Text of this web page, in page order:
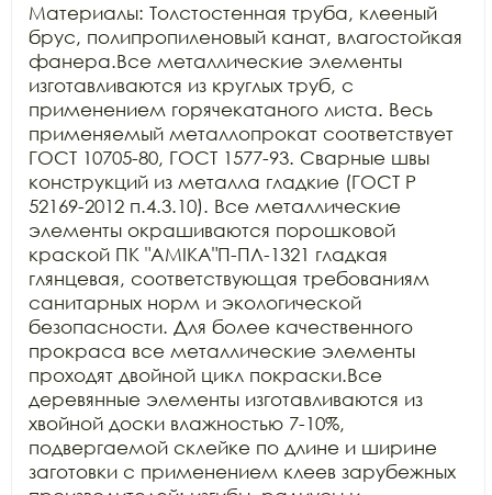
Материалы: Толстостенная труба, клееный
брус, полипропиленовый канат, влагостойкая
фанера.Все металлические элементы
изготавливаются из круглых труб, с
применением горячекатаного листа. Весь
применяемый металлопрокат соответствует
ГОСТ 10705-80, ГОСТ 1577-93. Сварные швы
конструкций из металла гладкие (ГОСТ Р
52169-2012 п.4.3.10). Все металлические
элементы окрашиваются порошковой
краской ПК "АМIKA"П-ПЛ-1321 гладкая
глянцевая, соответствующая требованиям
санитарных норм и экологической
безопасности. Для более качественного
прокраса все металлические элементы
проходят двойной цикл покраски.Все
деревянные элементы изготавливаются из
хвойной доски влажностью 7-10%,
подвергаемой склейке по длине и ширине
заготовки с применением клеев зарубежных